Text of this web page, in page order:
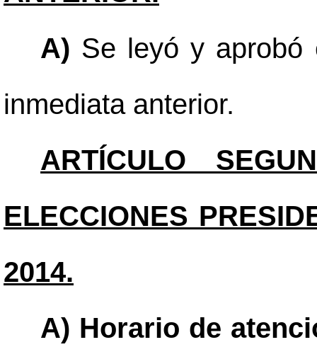
A) Se leyó y aprobó
inmediata anterior.
ARTÍCULO
ELECCIONES
2014.
A) Horario de